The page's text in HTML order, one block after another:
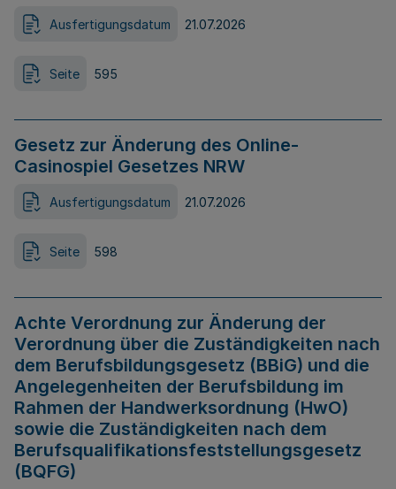
Ausfertigungsdatum 21.07.2026
Seite 595
Gesetz zur Änderung des Online-
Casinospiel Gesetzes NRW
Ausfertigungsdatum 21.07.2026
Seite 598
Achte Verordnung zur Änderung der
Verordnung über die Zuständigkeiten nach
dem Berufsbildungsgesetz (BBiG) und die
Angelegenheiten der Berufsbildung im
Rahmen der Handwerksordnung (HwO)
sowie die Zuständigkeiten nach dem
Berufsqualifikationsfeststellungsgesetz
(BQFG)